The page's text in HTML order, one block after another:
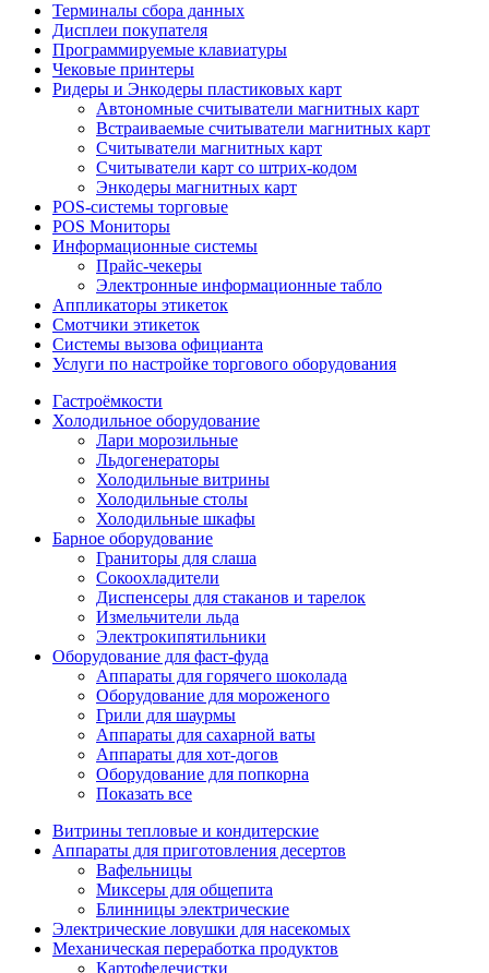
Терминалы сбора данных
Дисплеи покупателя
Программируемые клавиатуры
Чековые принтеры
Ридеры и Энкодеры пластиковых карт
Автономные считыватели магнитных карт
Встраиваемые считыватели магнитных карт
Считыватели магнитных карт
Считыватели карт со штрих-кодом
Энкодеры магнитных карт
POS-системы торговые
POS Мониторы
Информационные системы
Прайс-чекеры
Электронные информационные табло
Аппликаторы этикеток
Смотчики этикеток
Системы вызова официанта
Услуги по настройке торгового оборудования
Гастроёмкости
Холодильное оборудование
Лари морозильные
Льдогенераторы
Холодильные витрины
Холодильные столы
Холодильные шкафы
Барное оборудование
Граниторы для слаша
Сокоохладители
Диспенсеры для стаканов и тарелок
Измельчители льда
Электрокипятильники
Оборудование для фаст-фуда
Аппараты для горячего шоколада
Оборудование для мороженого
Грили для шаурмы
Аппараты для сахарной ваты
Аппараты для хот-догов
Оборудование для попкорна
Показать все
Витрины тепловые и кондитерские
Аппараты для приготовления десертов
Вафельницы
Миксеры для общепита
Блинницы электрические
Электрические ловушки для насекомых
Механическая переработка продуктов
Картофелечистки